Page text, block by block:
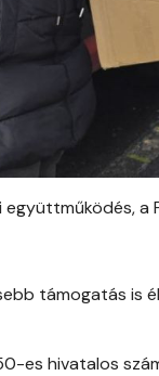
támogatás is
es hivatalos